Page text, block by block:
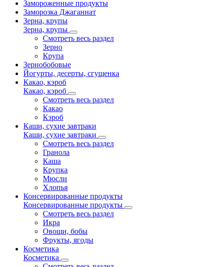
Замороженные продукты
Заморозка Джаганнат
Зерна, крупы
Зерна, крупы
Смотреть весь раздел
Зерно
Крупа
Зернобобовые
Йогурты, десерты, сгущенка
Какао, кэроб
Какао, кэроб
Смотреть весь раздел
Какао
Кэроб
Каши, сухие завтраки
Каши, сухие завтраки
Смотреть весь раздел
Гранола
Каша
Крупка
Мюсли
Хлопья
Консервированные продукты
Консервированные продукты
Смотреть весь раздел
Икра
Овощи, бобы
Фрукты, ягоды
Косметика
Косметика